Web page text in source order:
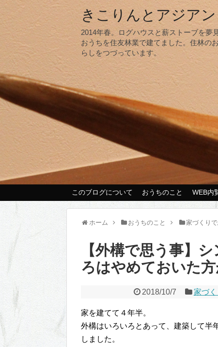
きこりんとアジア
2014年春。ログハウスと薪ストーブを夢
おうちを住友林業で建てました。住林の
らしをつづっています。
このブログについて おうちのこと WEB内
ホーム おうちのこと 家づくり
【外構で思う事】
ろはやめておいた方
2018/10/7 家づ
家を建てて４年半。
外構はいろいろとあって、建築して半
しました。